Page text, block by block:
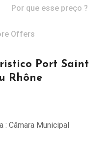
Por que esse preço ?
Offers
Port Saint
Rhône
: Câmara Municipal